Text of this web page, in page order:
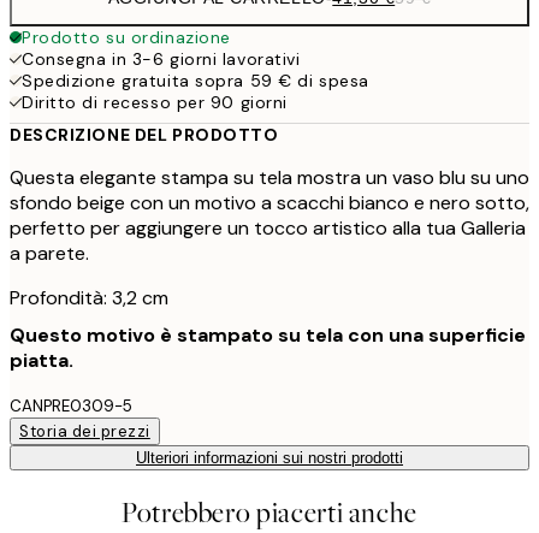
Prodotto su ordinazione
Consegna in 3-6 giorni lavorativi
Spedizione gratuita sopra 59 € di spesa
Diritto di recesso per 90 giorni
DESCRIZIONE DEL PRODOTTO
Questa elegante stampa su tela mostra un vaso blu su uno
sfondo beige con un motivo a scacchi bianco e nero sotto,
perfetto per aggiungere un tocco artistico alla tua Galleria
a parete.
Profondità: 3,2 cm
Questo motivo è stampato su tela con una superficie
piatta.
CANPRE0309-5
Storia dei prezzi
Ulteriori informazioni sui nostri prodotti
Potrebbero piacerti anche